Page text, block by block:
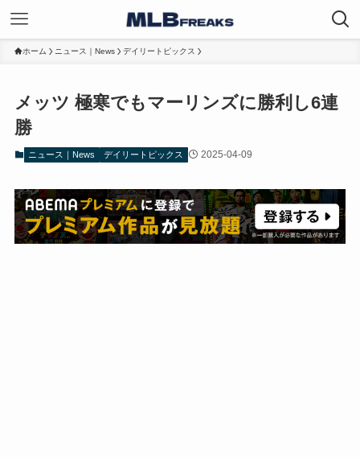
ホーム ニュース｜News デイリートピックス
メッツ 極寒でもマーリンズに勝利し6連
勝
ニュース｜News デイリートピックス 2025-04-09